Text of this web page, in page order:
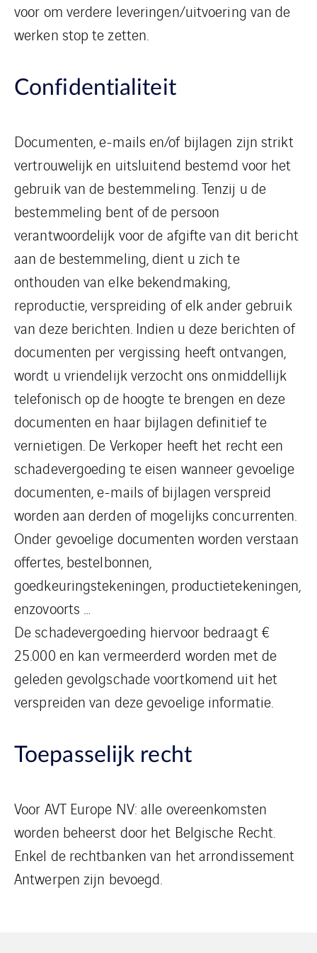
voor om verdere leveringen/uitvoering van de
werken stop te zetten.
Confidentialiteit
Documenten, e-mails en/of bijlagen zijn strikt
vertrouwelijk en uitsluitend bestemd voor het
gebruik van de bestemmeling. Tenzij u de
bestemmeling bent of de persoon
verantwoordelijk voor de afgifte van dit bericht
aan de bestemmeling, dient u zich te
onthouden van elke bekendmaking,
reproductie, verspreiding of elk ander gebruik
van deze berichten. Indien u deze berichten of
documenten per vergissing heeft ontvangen,
wordt u vriendelijk verzocht ons onmiddellijk
telefonisch op de hoogte te brengen en deze
documenten en haar bijlagen definitief te
vernietigen. De Verkoper heeft het recht een
schadevergoeding te eisen wanneer gevoelige
documenten, e-mails of bijlagen verspreid
worden aan derden of mogelijks concurrenten.
Onder gevoelige documenten worden verstaan
offertes, bestelbonnen,
goedkeuringstekeningen, productietekeningen,
enzovoorts …
De schadevergoeding hiervoor bedraagt €
25.000 en kan vermeerderd worden met de
geleden gevolgschade voortkomend uit het
verspreiden van deze gevoelige informatie.
Toepasselijk recht
Voor AVT Europe NV: alle overeenkomsten
worden beheerst door het Belgische Recht.
Enkel de rechtbanken van het arrondissement
Antwerpen zijn bevoegd.